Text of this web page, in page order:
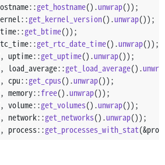
get_hostname().unwrap());
get_kernel_version().unwrap());
get_btime());
get_rtc_date_time().unwrap());
, uptime::get_uptime().unwrap());
, load_average::get_load_average().
, cpu::get_cpus().unwrap());
, memory::free().unwrap());
, volume::get_volumes().unwrap());
, network::get_networks().unwrap());
, process::get_processes_with_stat